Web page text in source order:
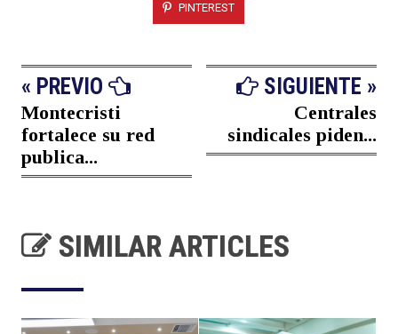
PINTEREST
« PREVIO
Montecristi
fortalece su red
publica...
SIGUIENTE »
Centrales
sindicales piden...
SIMILAR ARTICLES